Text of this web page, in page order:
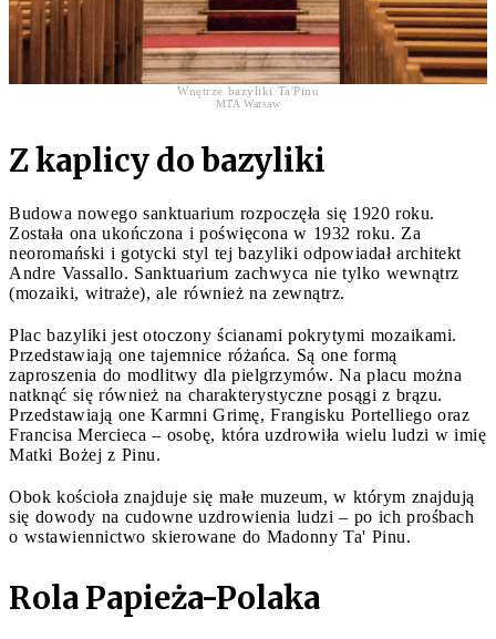
Wnętrze bazyliki Ta'Pinu
MTA Warsaw
Z kaplicy do bazyliki
Budowa nowego sanktuarium rozpoczęła się 1920 roku.
Została ona ukończona i poświęcona w 1932 roku. Za
neoromański i gotycki styl tej bazyliki odpowiadał architekt
Andre Vassallo. Sanktuarium zachwyca nie tylko wewnątrz
(mozaiki, witraże), ale również na zewnątrz.
Plac bazyliki jest otoczony ścianami pokrytymi mozaikami.
Przedstawiają one tajemnice różańca. Są one formą
zaproszenia do modlitwy dla pielgrzymów. Na placu można
natknąć się również na charakterystyczne posągi z brązu.
Przedstawiają one Karmni Grimę, Frangisku Portelliego oraz
Francisa Mercieca – osobę, która uzdrowiła wielu ludzi w imię
Matki Bożej z Pinu.
Obok kościoła znajduje się małe muzeum, w którym znajdują
się dowody na cudowne uzdrowienia ludzi – po ich prośbach
o wstawiennictwo skierowane do Madonny Ta' Pinu.
Rola Papieża-Polaka